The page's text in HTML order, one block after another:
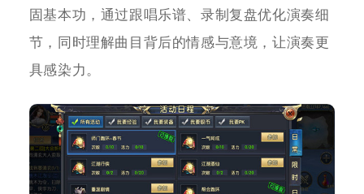
固基本功，通过跟唱乐谱、录制复盘优化演奏细
节，同时理解曲目背后的情感与意境，让演奏更
具感染力。